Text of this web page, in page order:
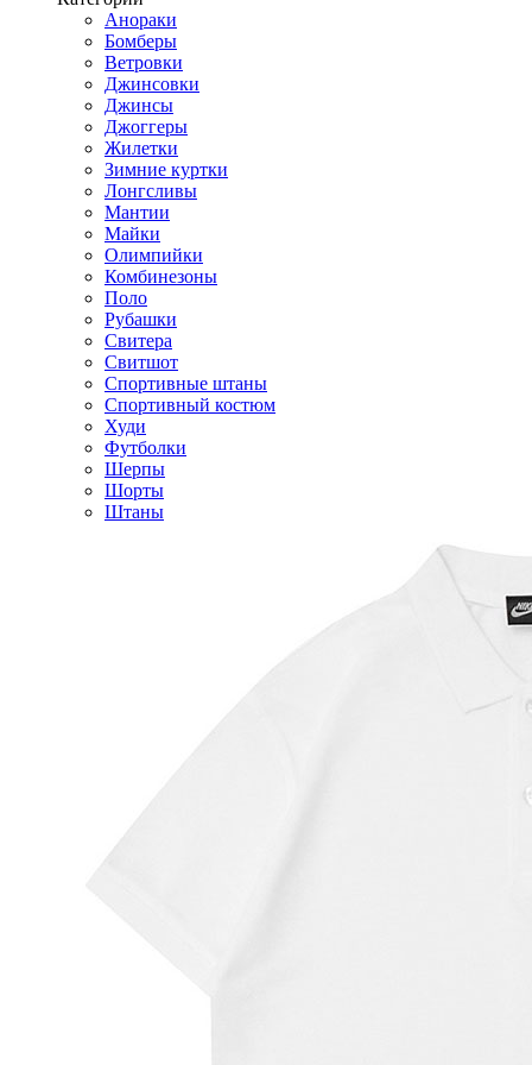
Анораки
Бомберы
Ветровки
Джинсовки
Джинсы
Джоггеры
Жилетки
Зимние куртки
Лонгсливы
Мантии
Майки
Олимпийки
Комбинезоны
Поло
Рубашки
Свитера
Свитшот
Спортивные штаны
Спортивный костюм
Худи
Футболки
Шерпы
Шорты
Штаны